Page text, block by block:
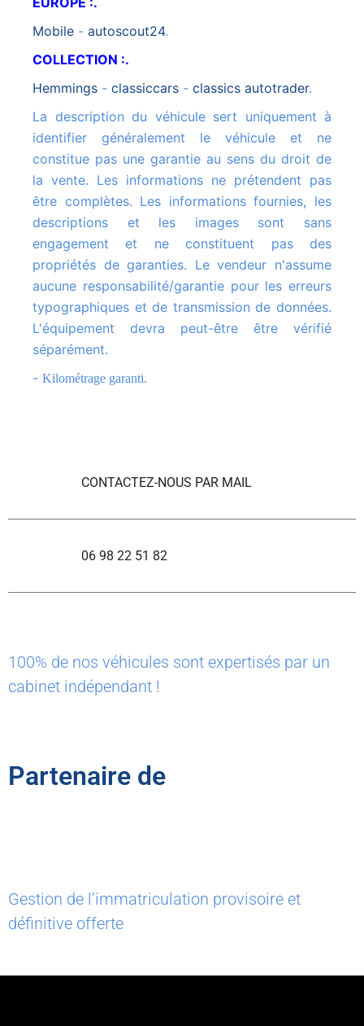
mobile - autoscout24.
COLLECTION :.
hemmings - classiccars - classics autotrader.
La description du véhicule sert uniquement à
identifier généralement le véhicule et ne
constitue pas une garantie au sens du droit de
la vente. Les informations ne prétendent pas
être complètes. Les informations fournies, les
descriptions et les images sont sans
engagement et ne constituent pas des
propriétés de garanties. Le vendeur n'assume
aucune responsabilité/garantie pour les erreurs
typographiques et de transmission de données.
L'équipement devra peut-être être vérifié
séparément.
Kilométrage garanti.
CONTACTEZ-NOUS PAR MAIL
06 98 22 51 82
100% de nos véhicules sont expertisés par un
cabinet indépendant !
Partenaire de
Gestion de l’immatriculation provisoire et
définitive offerte